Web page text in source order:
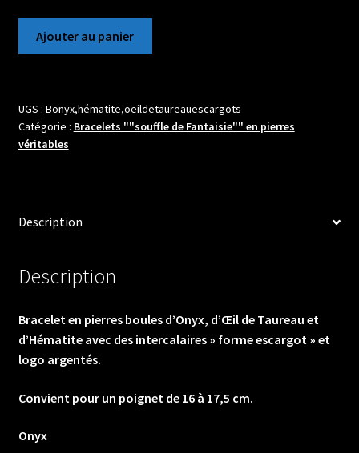
pierres
boules
d'Onyx,
et
avec
des
forme
escargot"
et
argentés
Ajouter au panier
UGS : Bonyx,hématite,oeildetaureauescargots
Catégorie : Bracelets ""souffle de Fantaisie"" en pierres
véritables
Description
Description
Bracelet en pierres boules d’Onyx, d’Œil de Taureau et
d’Hématite avec des intercalaires » forme escargot » et
logo argentés.
Convient pour un poignet de 16 à 17,5 cm.
Onyx